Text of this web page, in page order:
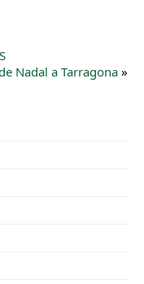
Nadal a Tarragona »